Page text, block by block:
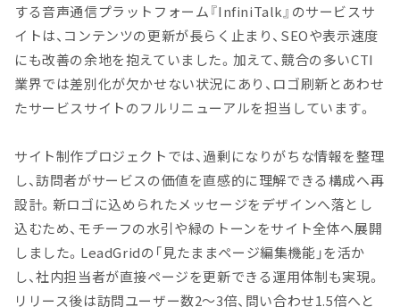
する音声通信プラットフォーム『InfiniTalk』のサービスサ
イトは、コンテンツの更新が長らく止まり、SEOや表示速度
にも改善の余地を抱えていました。加えて、競合の多いCTI
業界では差別化が欠かせない状況にあり、ロゴ刷新とあわせ
たサービスサイトのフルリニューアルを担当しています。
サイト制作プロジェクトでは、過剰になりがちな情報を整理
し、訪問者がサービスの価値を直感的に理解できる構成へ再
設計。新ロゴに込められたメッセージをデザインへ落とし
込むため、モチーフの水引や緑のトーンをサイト全体へ展開
しました。LeadGridの「見たままページ編集機能」を活か
し、社内担当者が直接ページを更新できる運用体制も実現。
リリース後は訪問ユーザー数2〜3倍、問い合わせ1.5倍へと